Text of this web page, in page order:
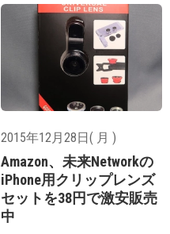
2015年12月28日( 月 )
Amazon、未来Networkの
iPhone用クリップレンズ
セットを38円で激安販売
中